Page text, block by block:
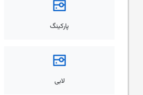
پارکینگ
لابی